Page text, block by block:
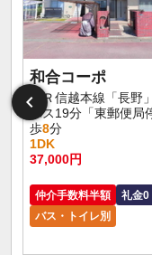
和合コーポ
ＪＲ信越本線「長野
バス19分「東郵便局
歩8分
1DK
37,000円
仲介手数料半額
礼金0
バス・トイレ別